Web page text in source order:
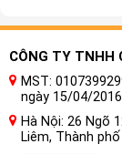
CÔNG TY TNHH
MST:
ngày 15/04/2016
Hà Nội: 26 Ngõ
Liêm, Thành